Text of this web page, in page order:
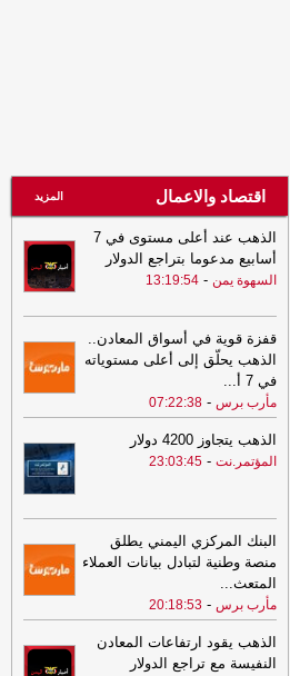
اقتصاد والاعمال المزيد
الذهب عند أعلى مستوى في 7
أسابيع مدعوما بتراجع الدولار
السهوة يمن -
13:19:54
قفزة قوية في أسواق المعادن..
الذهب يحلّق إلى أعلى مستوياته
في 7 أ
...
مأرب برس -
07:22:38
الذهب يتجاوز 4200 دولار
المؤتمر.نت -
23:03:45
البنك المركزي اليمني يطلق
منصة وطنية لتبادل بيانات العملاء
المتعث...
مأرب برس -
20:18:53
الذهب يقود ارتفاعات المعادن
النفيسة مع تراجع الدولار